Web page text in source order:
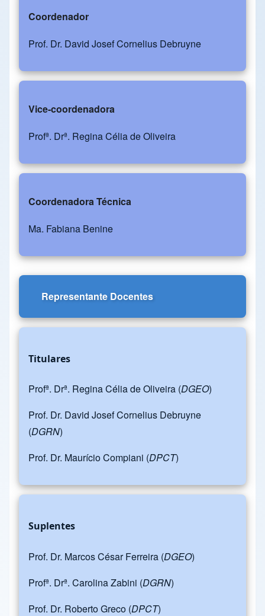
Coordenador
Prof. Dr. David Josef Cornelius Debruyne
Vice-coordenadora
Profª. Drª. Regina Célia de Oliveira
Coordenadora Técnica
Ma. Fabiana Benine
Representante Docentes
Titulares
Profª. Drª. Regina Célia de Oliveira (DGEO)
Prof. Dr. David Josef Cornelius Debruyne
(DGRN)
Prof. Dr. Maurício Compiani (DPCT)
Suplentes
Prof. Dr. Marcos César Ferreira (DGEO)
Profª. Drª. Carolina Zabini (DGRN)
Prof. Dr. Roberto Greco (DPCT)